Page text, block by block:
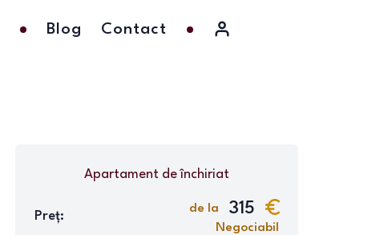
Blog Contact
Apartamentde închiriat
Preț:
de la 315
Negociabil